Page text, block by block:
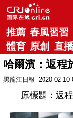
推薦 春風習習
體育 原創 直
哈爾濱：返程
黑龍江日報 2020-02-10
原標題：返程